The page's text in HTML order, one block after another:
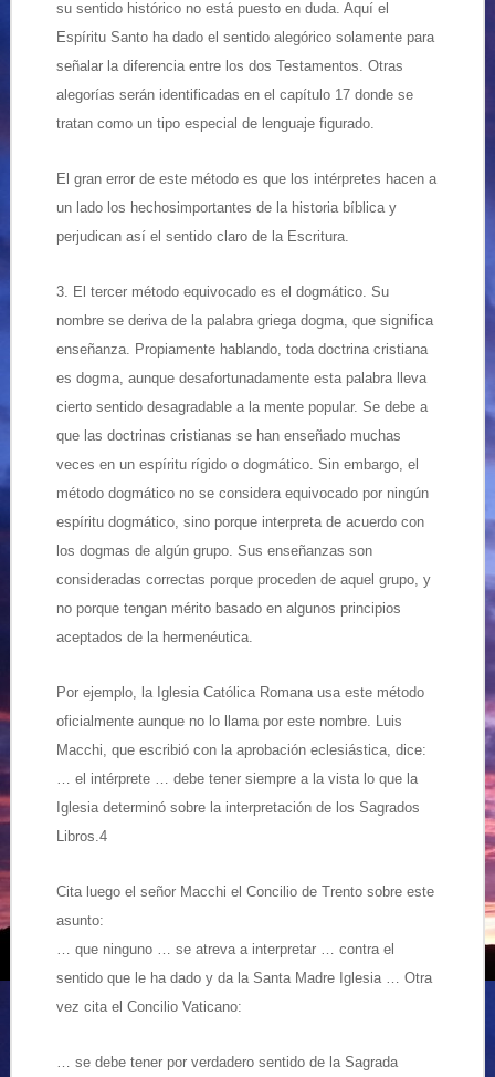
su sentido histórico no está puesto en duda. Aquí el
Espíritu Santo ha dado el sentido alegórico solamente para
señalar la diferencia entre los dos Testamentos. Otras
alegorías serán identificadas en el capítulo 17 donde se
tratan como un tipo especial de lenguaje figurado.
El gran error de este método es que los intérpretes hacen a
un lado los hechosimportantes de la historia bíblica y
perjudican así el sentido claro de la Escritura.
3. El tercer método equivocado es el dogmático. Su
nombre se deriva de la palabra griega dogma, que significa
enseñanza. Propiamente hablando, toda doctrina cristiana
es dogma, aunque desafortunadamente esta palabra lleva
cierto sentido desagradable a la mente popular. Se debe a
que las doctrinas cristianas se han enseñado muchas
veces en un espíritu rígido o dogmático. Sin embargo, el
método dogmático no se considera equivocado por ningún
espíritu dogmático, sino porque interpreta de acuerdo con
los dogmas de algún grupo. Sus enseñanzas son
consideradas correctas porque proceden de aquel grupo, y
no porque tengan mérito basado en algunos principios
aceptados de la hermenéutica.
Por ejemplo, la Iglesia Católica Romana usa este método
oficialmente aunque no lo llama por este nombre. Luis
Macchi, que escribió con la aprobación eclesiástica, dice:
… el intérprete … debe tener siempre a la vista lo que la
Iglesia determinó sobre la interpretación de los Sagrados
Libros.4
Cita luego el señor Macchi el Concilio de Trento sobre este
asunto:
… que ninguno … se atreva a interpretar … contra el
sentido que le ha dado y da la Santa Madre Iglesia … Otra
vez cita el Concilio Vaticano:
… se debe tener por verdadero sentido de la Sagrada